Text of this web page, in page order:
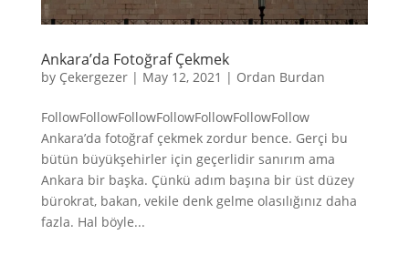
Ankara’da Fotoğraf Çekmek
by Çekergezer| May 12, 2021 | Ordan Burdan
FollowFollowFollowFollowFollowFollowFollow
Ankara’da fotoğraf çekmek zordur bence. Gerçi bu
bütün büyükşehirler için geçerlidir sanırım ama
Ankara bir başka. Çünkü adım başına bir üst düzey
bürokrat, bakan, vekile denk gelme olasılığınız daha
fazla. Hal böyle...